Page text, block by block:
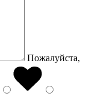
Пожалуйста,